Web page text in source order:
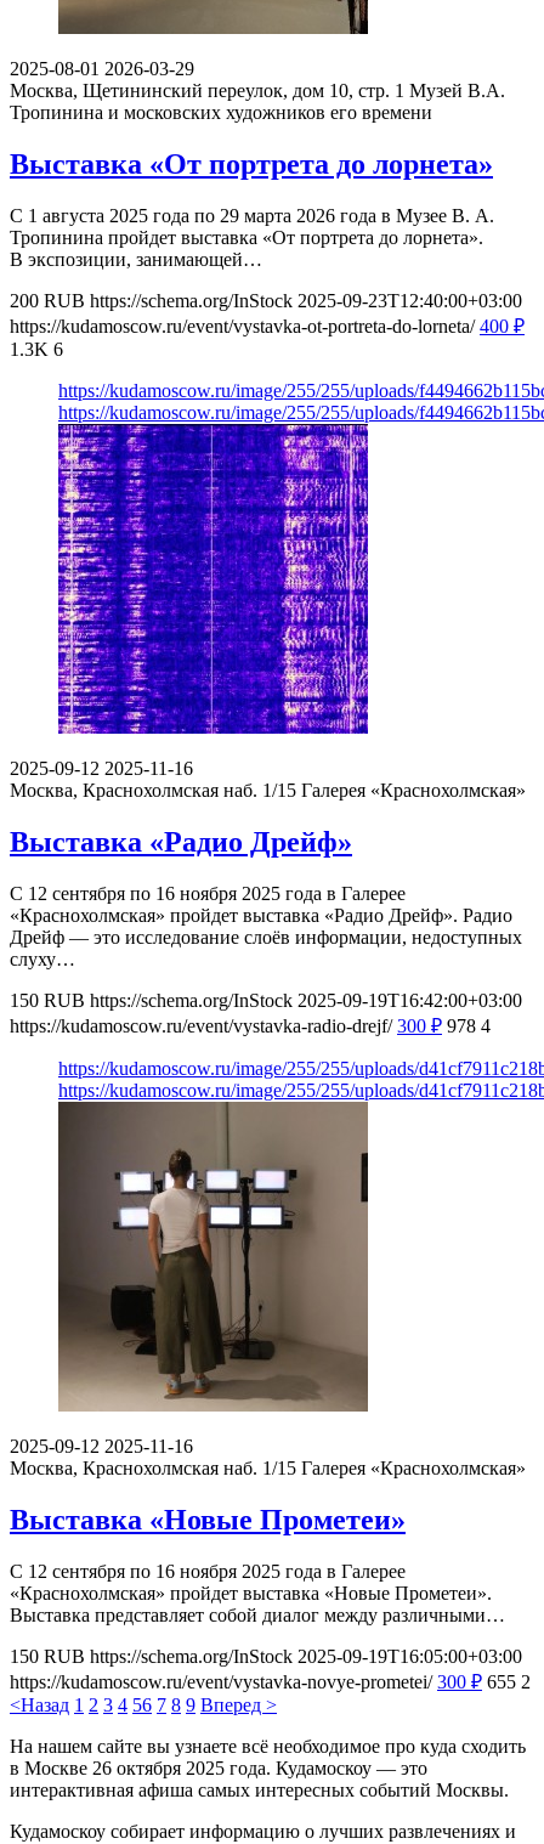
2025-08-01 2026-03-29
Москва, Щетининский переулок, дом 10, стр. 1 Музей В.А.
Тропинина и московских художников его времени
Выставка «От портрета до лорнета»
С 1 августа 2025 года по 29 марта 2026 года в Музее В. А.
Тропинина пройдет выставка «От портрета до лорнета».
В экспозиции, занимающей…
200 RUB https://schema.org/InStock 2025-09-23T12:40:00+03:00
https://kudamoscow.ru/event/vystavka-ot-portreta-do-lorneta/ 400 ₽
1.3K 6
https://kudamoscow.ru/image/255/255/uploads/
https://kudamoscow.ru/image/255/255/uploads/
2025-09-12 2025-11-16
Москва, Краснохолмская наб. 1/15 Галерея «Краснохолмская»
Выставка «Радио Дрейф»
С 12 сентября по 16 ноября 2025 года в Галерее
«Краснохолмская» пройдет выставка «Радио Дрейф». Радио
Дрейф — это исследование слоёв информации, недоступных
слуху…
150 RUB https://schema.org/InStock 2025-09-19T16:42:00+03:00
https://kudamoscow.ru/event/vystavka-radio-drejf/ 300 ₽ 978 4
https://kudamoscow.ru/image/255/255/uploads/
https://kudamoscow.ru/image/255/255/uploads/
2025-09-12 2025-11-16
Москва, Краснохолмская наб. 1/15 Галерея «Краснохолмская»
Выставка «Новые Прометеи»
С 12 сентября по 16 ноября 2025 года в Галерее
«Краснохолмская» пройдет выставка «Новые Прометеи».
Выставка представляет собой диалог между различными…
150 RUB https://schema.org/InStock 2025-09-19T16:05:00+03:00
https://kudamoscow.ru/event/vystavka-novye-prometei/ 300 ₽ 655 2
<Назад 1 2 3 4 56 7 8 9 Вперед >
На нашем сайте вы узнаете всё необходимое про куда сходить
в Москве 26 октября 2025 года. Кудамоскоу — это
интерактивная афиша самых интересных событий Москвы.
Кудамоскоу собирает информацию о лучших развлечениях и